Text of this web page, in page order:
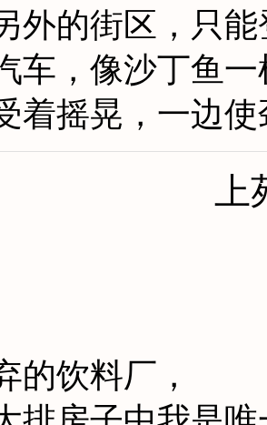
外的街区，只
车，像沙丁鱼一
着摇晃，一边
上
饮料厂，